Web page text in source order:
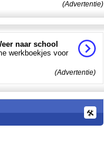
(Advertentie)
naar school
werkboekjes voor
(Advertentie)